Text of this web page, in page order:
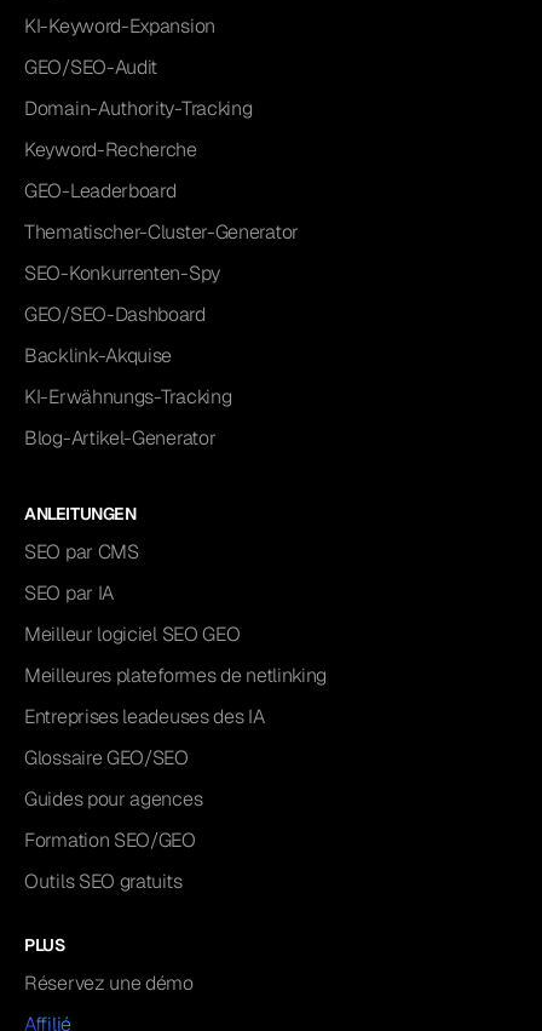
KI-Keyword-Expansion
GEO/SEO-Audit
Domain-Authority-Tracking
Keyword-Recherche
GEO-Leaderboard
Thematischer-Cluster-Generator
SEO-Konkurrenten-Spy
GEO/SEO-Dashboard
Backlink-Akquise
KI-Erwähnungs-Tracking
Blog-Artikel-Generator
ANLEITUNGEN
SEO par CMS
SEO par IA
Meilleur logiciel SEO GEO
Meilleures plateformes de netlinking
Entreprises leadeuses des IA
Glossaire GEO/SEO
Guides pour agences
Formation SEO/GEO
Outils SEO gratuits
PLUS
Réservez une démo
Affilié